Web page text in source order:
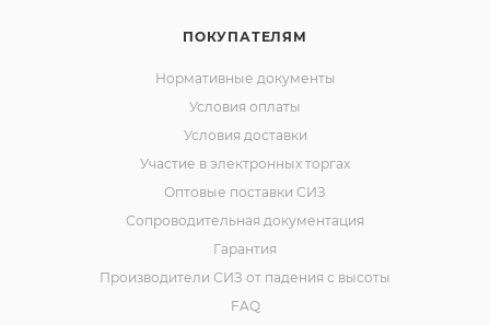
ПОКУПАТЕЛЯМ
Нормативные документы
Условия оплаты
Условия доставки
Участие в электронных торгах
Оптовые поставки СИЗ
Сопроводительная документация
Гарантия
Производители СИЗ от падения с высоты
FAQ